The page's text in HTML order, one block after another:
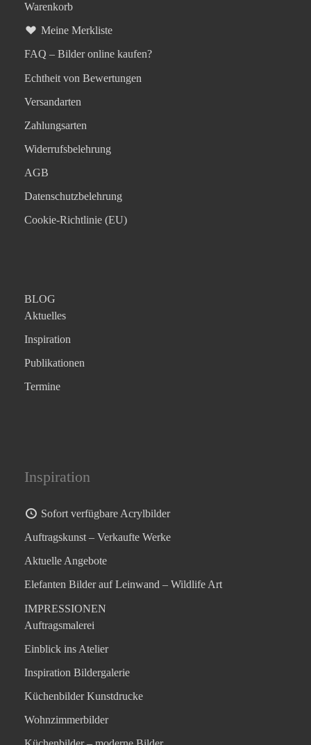
Warenkorb
Meine Merkliste
FAQ – Bilder online kaufen?
Echtheit von Bewertungen
Versandarten
Zahlungsarten
Widerrufsbelehrung
AGB
Datenschutzbelehrung
Cookie-Richtlinie (EU)
BLOG
Aktuelles
Inspiration
Publikationen
Termine
Inspiration
Sofort verfügbare Acrylbilder
Auftragskunst – Verkaufte Werke
Aktuelle Angebote
Elefanten Bilder auf Leinwand – Wildlife Art
IMPRESSIONEN
Auftragsmalerei
Einblick ins Atelier
Inspiration Bildergalerie
Küchenbilder Kunstdrucke
Wohnzimmerbilder